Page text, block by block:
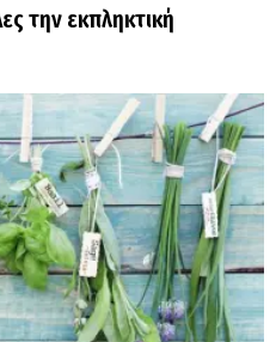
την εκπληκτική